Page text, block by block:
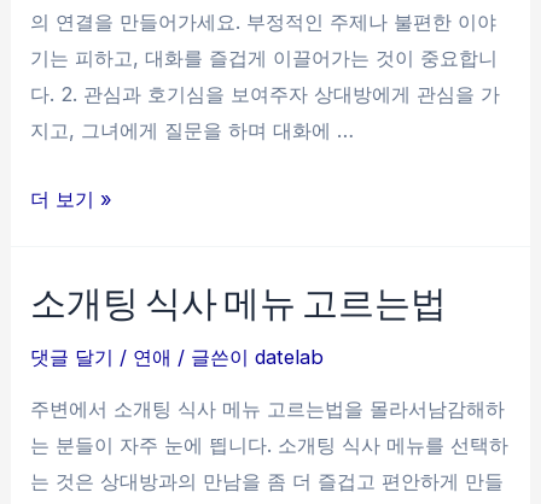
법
의 연결을 만들어가세요. 부정적인 주제나 불편한 이야
기는 피하고, 대화를 즐겁게 이끌어가는 것이 중요합니
다. 2. 관심과 호기심을 보여주자 상대방에게 관심을 가
지고, 그녀에게 질문을 하며 대화에 …
첫
트
여
자
랑
더 보기 »
소개팅 식사 메뉴 고르는법
댓글 달기 / 연애 / 글쓴이datelab
주변에서 소개팅 식사 메뉴 고르는법을 몰라서남감해하
는 분들이 자주 눈에 띕니다. 소개팅 식사 메뉴를 선택하
는 것은 상대방과의 만남을 좀 더 즐겁고 편안하게 만들